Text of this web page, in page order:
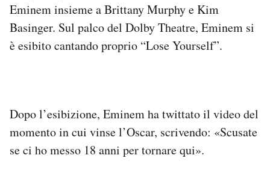
AREA PERSONALE
Area Personale
Hai bisogno di aiuto?
Eminem insieme a Brittany Murphy e Kim
Basinger. Sul palco del Dolby Theatre, Eminem si
è esibito cantando proprio “Lose Yourself”.
Dopo l’esibizione, Eminem ha twittato il video del
momento in cui vinse l’Oscar, scrivendo: «Scusate
se ci ho messo 18 anni per tornare qui».